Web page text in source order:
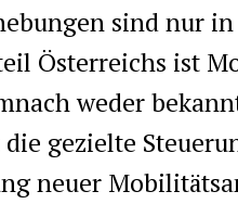
sind nur
Österreichs ist
weder
gezielte
neuer